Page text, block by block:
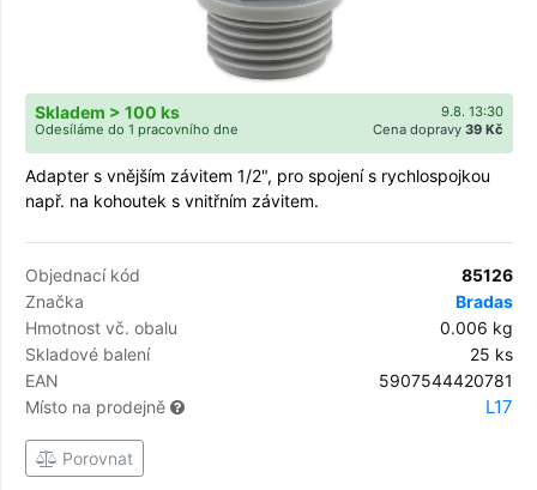
9.8. 13:30
Skladem > 100 ks
Cena dopravy 39 Kč
Odesíláme do 1 pracovního dne
Adapter s vnějším závitem 1/2", pro spojení s rychlospojkou
např. na kohoutek s vnitřním závitem.
Objednací kód
85126
Značka
Bradas
Hmotnost vč. obalu
0.006 kg
Skladové balení
25 ks
EAN
5907544420781
Místo na prodejně
L17
Porovnat